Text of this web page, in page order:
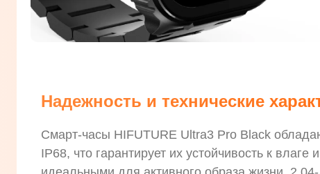
Надежность и технические
Смарт-часы HIFUTURE Ultra3 Pro Black
IP68, что гарантирует их устойчивость к